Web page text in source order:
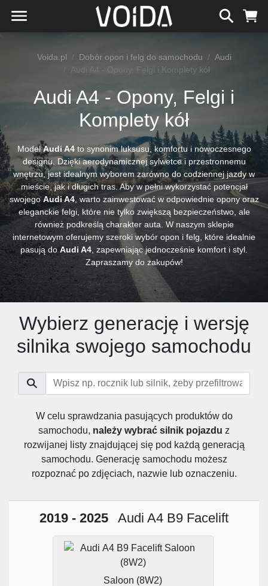
Voida.pl Dobór opon i felg do samochodu
Audi
Audi A4 - Opony, Felgi i Komplety kół
Audi A4 - Opony, Felgi i
Komplety kół
ModelAudi A4to synonim luksusu, komfortu i nowoczesnego
designu. Dzięki aerodynamicznej sylwetce i przestronnemu
wnętrzu, jest idealnym wyborem zarówno do codziennej jazdy w
mieście, jak i długich tras. Aby w pełni wykorzystać potencjał
swojegoAudi A4, warto zainwestować w odpowiednie opony oraz
eleganckie felgi, które nie tylko zwiększą bezpieczeństwo, ale
również podkreślą charakter auta. W naszym sklepie
internetowym oferujemy szeroki wybór opon i felg, które idealnie
pasują doAudi A4 , zapewniając jednocześnie komfort i styl.
Zapraszamy do zakupów!
Wybierz generację i wersję
silnika swojego samochodu
W celu sprawdzania pasujących produktów do
samochodu, należy wybrać silnik pojazdu z
rozwijanej listy znajdującej się pod każdą generacją
samochodu. Generację samochodu możesz
rozpoznać po zdjęciach, nazwie lub oznaczeniu.
2019 - 2025 Audi A4 B9 Facelift
Saloon (8W2)